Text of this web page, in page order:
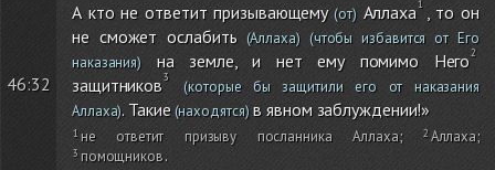
46:32
А кто не ответит призывающему(от)Аллаха , то он
не сможет ослабить(Аллаха)(чтобы избавится от Его
наказания) на земле, и нет ему помимо Него
защитников
(которые бы защитили его от наказания
Аллаха). Такие(находятся)в явном заблуждении!»
не ответит призыву посланника Аллаха; Аллаха;
помощников.